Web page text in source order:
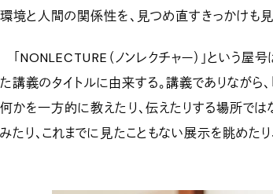
環境と人間の関係性を、見つめ直すきっかけも見
「NONLECTURE（ノンレクチャー）」という屋
た講義のタイトルに由来する。講義でありながら、
何かを一方的に教えたり、伝えたりする場所では
みたり、これまでに見たこともない展示を眺めたり